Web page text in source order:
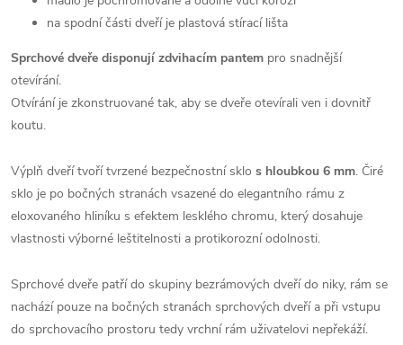
na spodní části dveří je plastová stírací lišta
Sprchové dveře disponují zdvihacím pantem pro snadnější
otevírání.
Otvírání je zkonstruované tak, aby se dveře otevírali ven i dovnitř
koutu.
Výplň dveří tvoří tvrzené bezpečnostní sklo s hloubkou 6 mm. Čiré
sklo je po bočných stranách vsazené do elegantního rámu z
eloxovaného hliníku s efektem lesklého chromu, který dosahuje
vlastnosti výborné leštitelnosti a protikorozní odolnosti.
Sprchové dveře patří do skupiny bezrámových dveří do niky, rám se
nachází pouze na bočných stranách sprchových dveří a při vstupu
do sprchovacího prostoru tedy vrchní rám uživatelovi nepřekáží.